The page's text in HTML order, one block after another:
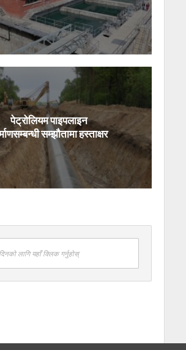
पेट्रोलियम पाइपलाइन
सम्झौतामा हस्ताक्षर
लागि यहाँ क्लिक गर्नुहोस्